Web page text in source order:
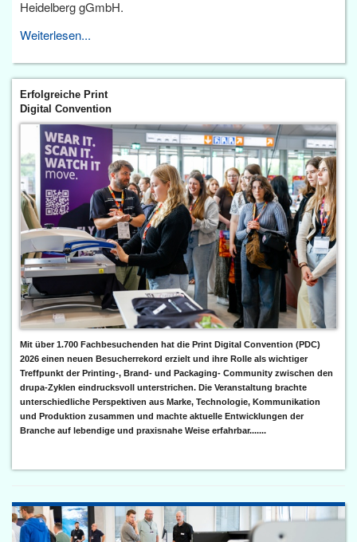
Heidelberg gGmbH.
Weiterlesen...
Erfolgreiche Print
Digital Convention
Mit über 1.700 Fachbesuchenden hat die Print Digital Convention (PDC)
2026 einen neuen Besucherrekord erzielt und ihre Rolle als wichtiger
Treffpunkt der Printing-, Brand- und Packaging- Community zwischen den
drupa-Zyklen eindrucksvoll unterstrichen. Die Veranstaltung brachte
unterschiedliche Perspektiven aus Marke, Technologie, Kommunikation
und Produktion zusammen und machte aktuelle Entwicklungen der
Branche auf lebendige und praxisnahe Weise erfahrbar.......